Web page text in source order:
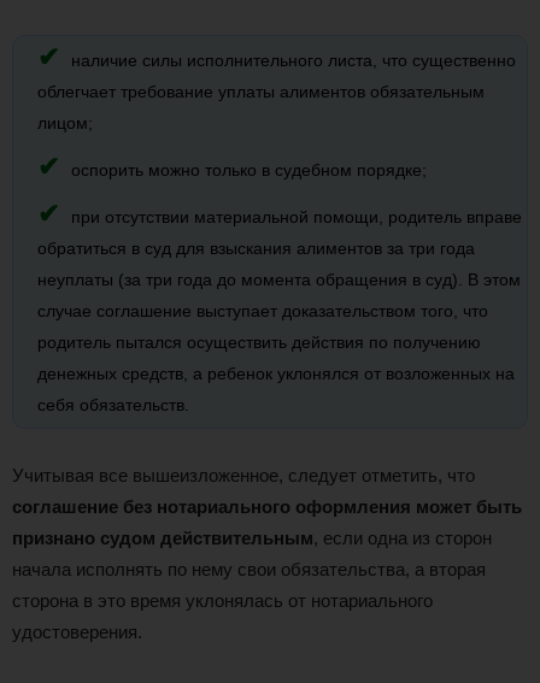
наличие силы исполнительного листа, что существенно
облегчает требование уплаты алиментов обязательным
лицом;
оспорить можно только в судебном порядке;
при отсутствии материальной помощи, родитель вправе
обратиться в суд для взыскания алиментов за три года
неуплаты (за три года до момента обращения в суд). В этом
случае соглашение выступает доказательством того, что
родитель пытался осуществить действия по получению
денежных средств, а ребенок уклонялся от возложенных на
себя обязательств.
Учитывая все вышеизложенное, следует отметить, что
соглашение без нотариального оформления может быть
признано судом действительным, если одна из сторон
начала исполнять по нему свои обязательства, а вторая
сторона в это время уклонялась от нотариального
удостоверения.